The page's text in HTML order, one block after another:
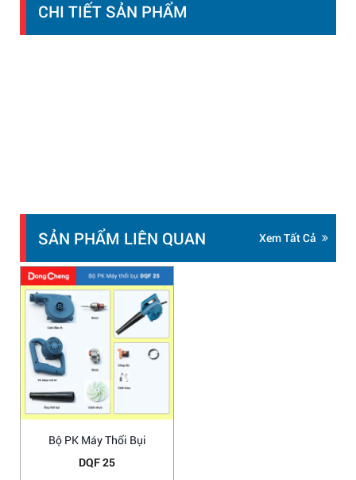
CHI TIẾT SẢN PHẨM
SẢN PHẨM LIÊN QUAN Xem Tất Cả
Bộ PK Máy Thổi Bụi
DQF 25